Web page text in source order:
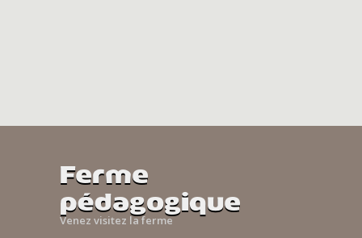
Ferme
pédagogique
Venez visitez la ferme